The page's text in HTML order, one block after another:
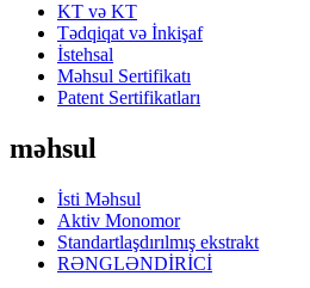
KT və KT
Tədqiqat və İnkişaf
İstehsal
Məhsul Sertifikatı
Patent Sertifikatları
məhsul
İsti Məhsul
Aktiv Monomor
Standartlaşdırılmış ekstrakt
RƏNGLƏNDİRİCİ